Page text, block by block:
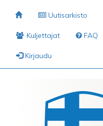
Uutisarkisto
Kuljettajat FAQ
Kirjaudu